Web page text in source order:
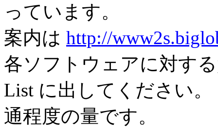
っています。
案内は http://
各ソフトウェアに対す
List に出してください
通程度の量です。